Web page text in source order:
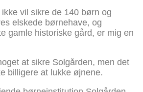
vil sikre de 140 børn og
elskede børnehave, og
gamle historiske gård, er mig en
at sikre Solgården, men det
billigere at lukke øjnene.